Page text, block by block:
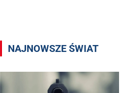
NAJNOWSZE ŚWIAT